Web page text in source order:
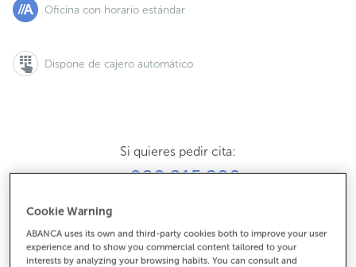
Oficina con horario estándar
Dispone de cajero automático
Si quieres pedir cita:
900 815 200
910900782
Cookie Warning
ABANCA uses its own and third-party cookies both to improve your user
experience and to show you commercial content tailored to your
interests by analyzing your browsing habits. You can consult and